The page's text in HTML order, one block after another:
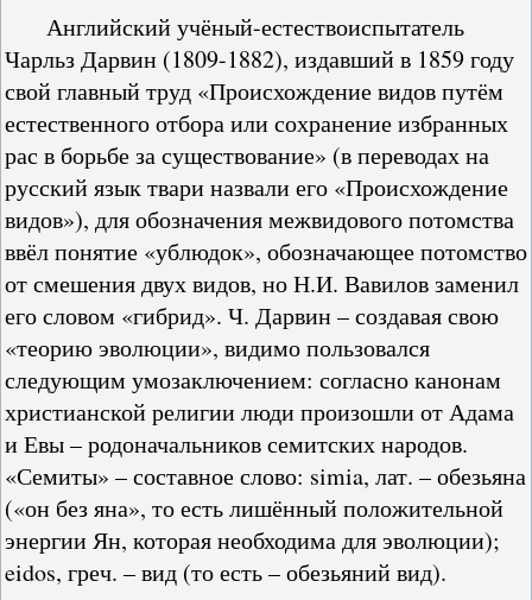
Английский учёный-естествоиспытатель
Чарльз Дарвин (1809-1882), издавший в 1859 году
свой главный труд «Происхождение видов путём
естественного отбора или сохранение избранных
рас в борьбе за существование» (в переводах на
русский язык твари назвали его «Происхождение
видов»), для обозначения межвидового потомства
ввёл понятие «ублюдок», обозначающее потомство
от смешения двух видов, но Н.И. Вавилов заменил
его словом «гибрид». Ч. Дарвин – создавая свою
«теорию эволюции», видимо пользовался
следующим умозаключением: согласно канонам
христианской религии люди произошли от Адама
и Евы – родоначальников семитских народов.
«Семиты» – составное слово: simia, лат. – обезьяна
(«он без яна», то есть лишённый положительной
энергии Ян, которая необходима для эволюции);
eidos, греч. – вид (то есть – обезьяний вид).